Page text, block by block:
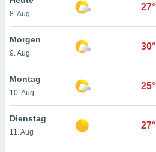
oder
Partner
es uns
das
der
Profil zu
Ihnen
8. Aug
27°
Morgen
9. Aug
30°
Montag
10. Aug
25°
Dienstag
11. Aug
27°